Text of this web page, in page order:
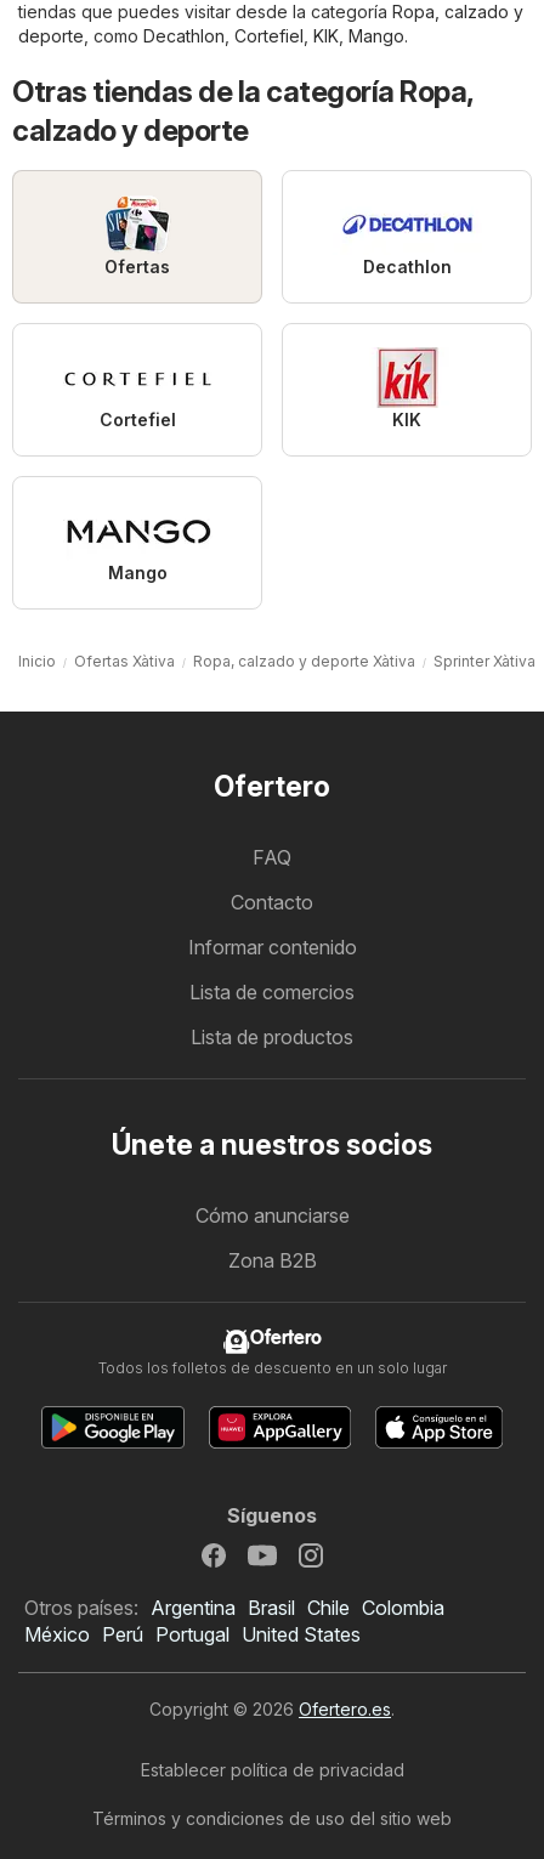
tiendas que puedes visitar desde la categoría Ropa, calzado y
deporte, como Decathlon, Cortefiel, KIK, Mango.
Otras tiendas de la categoría Ropa,
calzado y deporte
Ofertas Decathlon
Cortefiel KIK
Mango
Inicio Ofertas Xàtiva Ropa, calzado y deporte Xàtiva Sprinter Xàtiva
Ofertero
FAQ
Contacto
Informar contenido
Lista de comercios
Lista de productos
Únete a nuestros socios
Cómo anunciarse
Zona B2B
Ofertero
Todos los folletos de descuento en un solo lugar
Síguenos
Otros países: Argentina Brasil Chile Colombia
México Perú Portugal United States
Copyright © 2026 Ofertero.es.
Establecer política de privacidad
Términos y condiciones de uso del sitio web